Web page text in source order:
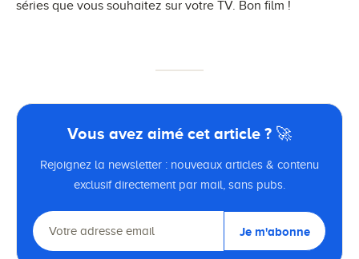
séries que vous souhaitez sur votre TV. Bon film !
Vous avez aimé cet article ? 🚀
Rejoignez la newsletter : nouveaux articles & contenu
exclusif directement par mail, sans pubs.
Je m'abonne